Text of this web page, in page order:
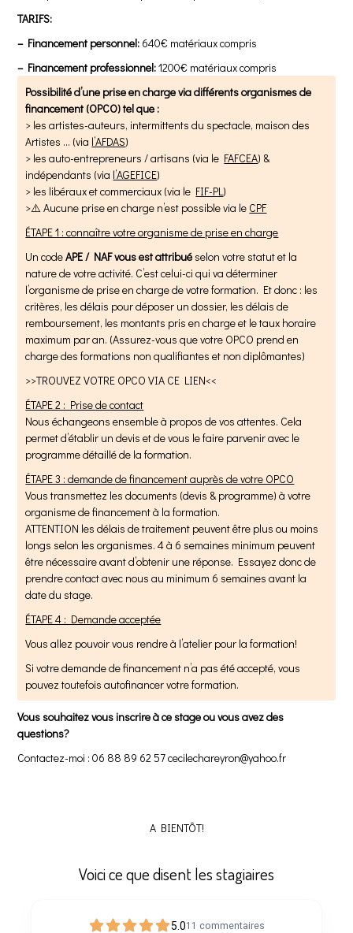
TARIFS:
– Financement personnel: 640€ matériaux compris
– Financement professionnel:1200€ matériaux compris
Possibilité d’une prise en charge via différents organismes de
financement (OPCO) tel que :
> les artistes-auteurs, intermittents du spectacle, maison des
Artistes … (via l’AFDAS)
> les auto-entrepreneurs / artisans (via le FAFCEA) &
indépendants (via l’AGEFICE)
> les libéraux et commerciaux (via le FIF-PL)
>⚠️ Aucune prise en charge n’est possible via le CPF
ÉTAPE 1 : connaître votre organisme de prise en charge
Un codeAPE / NAF vous est attribué selon votre statut et la
nature de votre activité. C’est celui-ci qui va déterminer
l’organisme de prise en charge de votre formation. Et donc : les
critères, les délais pour déposer un dossier, les délais de
remboursement, les montants pris en charge et le taux horaire
maximum par an. (Assurez-vous que votre OPCO prend en
charge des formations non qualifiantes et non diplômantes)
>>TROUVEZ VOTRE OPCO VIA CE LIEN<<
ÉTAPE 2 : Prise de contact
Nous échangeons ensemble à propos de vos attentes. Cela
permet d’établir un devis et de vous le faire parvenir avec le
programme détaillé de la formation.
ÉTAPE 3 : demandede financement auprès de votre OPCO
Vous transmettez les documents (devis & programme) à votre
organisme de financement à la formation.
ATTENTION les délais de traitement peuvent être plus ou moins
longs selon les organismes. 4 à 6 semaines minimum peuvent
être nécessaire avant d’obtenir une réponse. Essayez donc de
prendre contact avec nous au minimum 6 semaines avant la
date du stage.
ÉTAPE 4 : Demande acceptée
Vous allez pouvoir vous rendre à l’atelier pour la formation!
Si votre demande de financement n’a pas été accepté, vous
pouvez toutefois autofinancer votre formation.
Vous souhaitez vous inscrire à ce stage ou vous avez des
questions?
Contactez-moi : 06 88 89 62 57cecilechareyron@yahoo.fr
A BIENTÔT!
Voici ce que disent les stagiaires
5.011 commentaires